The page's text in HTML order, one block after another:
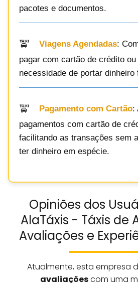
pacotes e documentos.
Viagens Agendadas:
pagar com cartão de crédito
necessidade de portar dinheiro
Pagamento com Cartão:
pagamentos com cartão de
facilitando as transações sem
ter dinheiro em espécie.
Opiniões dos
AlaTáxis - Táxis de
Avaliações e
Atualmente, esta empresa
avaliaçõescom uma